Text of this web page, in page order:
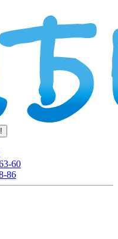
60
86